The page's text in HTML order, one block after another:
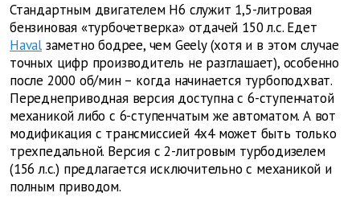
Стандартным двигателем Н6 служит 1,5-литровая
бензиновая «турбочетверка» отдачей 150 л.с. Едет
Haval заметно бодрее, чем Geely (хотя и в этом случае
точных цифр производитель не разглашает), особенно
после 2000 об/мин – когда начинается турбоподхват.
Переднеприводная версия доступна с 6-ступенчатой
механикой либо с 6-ступенчатым же автоматом. А вот
модификация с трансмиссией 4х4 может быть только
трехпедальной. Версия с 2-литровым турбодизелем
(156 л.с.) предлагается исключительно с механикой и
полным приводом.